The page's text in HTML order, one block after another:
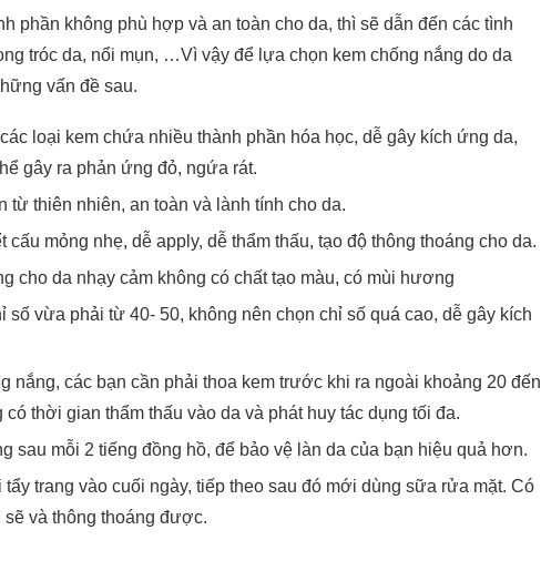
phần không phù hợp và an toàn cho da, thì sẽ dẫn đến các tình
tróc da, nổi mụn, …Vì vậy để lựa chọn kem chống nắng do da
vấn đề sau.
loại kem chứa nhiều thành phần hóa học, dễ gây kích ứng da,
gây ra phản ứng đỏ, ngứa rát.
từ thiên nhiên, an toàn và lành tính cho da.
cấu mỏng nhẹ, dễ apply, dễ thẩm thấu, tạo độ thông thoáng cho da.
cho da nhạy cảm không có chất tạo màu, có mùi hương
số vừa phải từ 40- 50, không nên chọn chỉ số quá cao, dễ gây kích
nắng, các bạn cần phải thoa kem trước khi ra ngoài khoảng 20 đến
thời gian thẩm thấu vào da và phát huy tác dụng tối đa.
sau mỗi 2 tiếng đồng hồ, để bảo vệ làn da của bạn hiệu quả hơn.
trang vào cuối ngày, tiếp theo sau đó mới dùng sữa rửa mặt. Có
và thông thoáng được.